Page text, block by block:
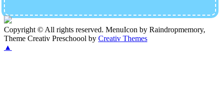
Copyright © All rights reserved. MenuIcon by Raindropmemory,
Theme Creativ Preschoool by Creativ Themes
▲